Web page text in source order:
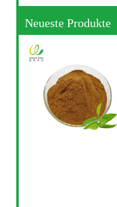
Neueste Produkte